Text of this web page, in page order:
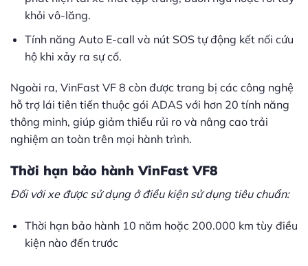
khỏi vô-lăng.
Tính năng Auto E-call và nút SOS tự động kết nối cứu
hộ khi xảy ra sự cố.
Ngoài ra, VinFast VF 8 còn được trang bị các công nghệ
hỗ trợ lái tiên tiến thuộc gói ADAS với hơn 20 tính năng
thông minh, giúp giảm thiểu rủi ro và nâng cao trải
nghiệm an toàn trên mọi hành trình.
Thời hạn bảo hành VinFast VF8
Đối với xe được sử dụng ở điều kiện sử dụng tiêu chuẩn:
Thời hạn bảo hành 10 năm hoặc 200.000 km tùy điều
kiện nào đến trước